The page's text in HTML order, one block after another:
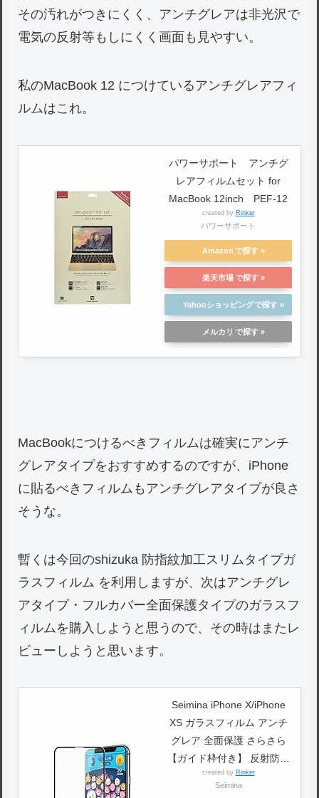
その汚れがつきにくく、アンチグレアは非光沢で
電気の反射等もしにくく画面も見やすい。
私のMacBook 12 につけているアンチグレアフィ
ルムはこれ。
パワーサポート アンチグ
レアフィルムセット for
MacBook 12inch PEF-12
created by Rinker
パワーサポート
Amazon
楽天市場
Yahooショッピング
メルカリ
MacBookにつけるべきフィルムは確実にアンチ
グレアタイプをおすすめするのですが、iPhone
に貼るべきフィルムもアンチグレアタイプが良さ
そうな。
暫くは今回のshizuka 防指紋加工スリムタイプガ
ラスフィルム を利用しますが、次はアンチグレ
アタイプ・フルカバー全面保護タイプのガラスフ
ィルムを購入しようと思うので、その時はまたレ
ビューしようと思います。
Seimina iPhone X/iPhone
XS ガラスフィルム アンチ
グレア 全面保護 さらさら
【ガイド枠付き】 反射防止
3D フルカバー 液晶保護フ
created by Rinker
Seimina